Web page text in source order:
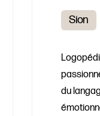
Sion
du